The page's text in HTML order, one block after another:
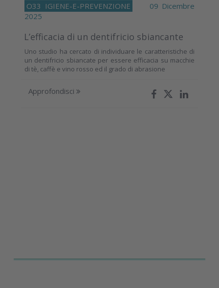
O33 IGIENE-E-PREVENZIONE
09 Dicembre
2025
L’efficacia di un dentifricio sbiancante
Uno studio ha cercato di individuare le caratteristiche di
un dentifricio sbiancate per essere efficacia su macchie
di tè, caffè e vino rosso ed il grado di abrasione
Approfondisci